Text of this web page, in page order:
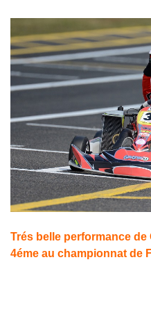
Trés belle performance de
4éme au championnat de